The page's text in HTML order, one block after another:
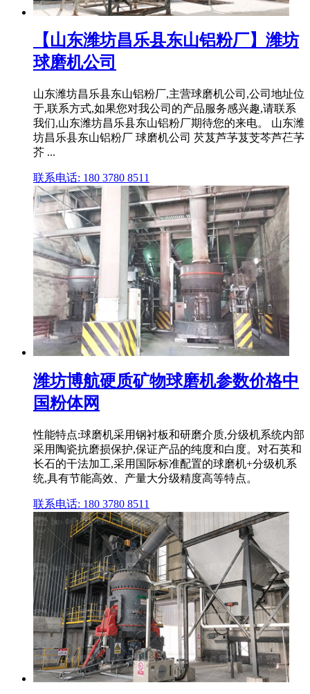
【山东潍坊昌乐县东山铝粉厂】潍坊
球磨机公司
山东潍坊昌乐县东山铝粉厂,主营球磨机公司,公司地址位
于,联系方式,如果您对我公司的产品服务感兴趣,请联系
我们,山东潍坊昌乐县东山铝粉厂期待您的来电。 山东潍
坊昌乐县东山铝粉厂 球磨机公司 芡芨芦芧芨芠芩芦芢芧
芥 ...
联系电话: 180 3780 8511
潍坊博航硬质矿物球磨机参数价格中
国粉体网
性能特点:球磨机采用钢衬板和研磨介质,分级机系统内部
采用陶瓷抗磨损保护,保证产品的纯度和白度。对石英和
长石的干法加工,采用国际标准配置的球磨机+分级机系
统,具有节能高效、产量大分级精度高等特点。
联系电话: 180 3780 8511